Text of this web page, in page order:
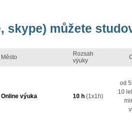
můžete
Město
Rozsah
výuky
Online výuka 10 h (1x1h)
od
10